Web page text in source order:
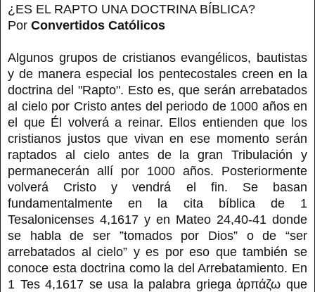
¿ES EL RAPTO UNA DOCTRINA BÍBLICA?
Por Convertidos Católicos
Algunos grupos de cristianos evangélicos, bautistas
y de manera especial los pentecostales creen en la
doctrina del "Rapto". Esto es, que serán arrebatados
al cielo por Cristo antes del periodo de 1000 años en
el que Él volverá a reinar. Ellos entienden que los
cristianos justos que vivan en ese momento serán
raptados al cielo antes de la gran Tribulación y
permanecerán allí por 1000 años. Posteriormente
volverá Cristo y vendrá el fin. Se basan
fundamentalmente en la cita bíblica de 1
Tesalonicenses 4,1617 y en Mateo 24,40-41 donde
se habla de ser ”tomados por Dios” o de “ser
arrebatados al cielo” y es por eso que también se
conoce esta doctrina como la del Arrebatamiento. En
1 Tes 4,1617 se usa la palabra griega ἁρπάζω que